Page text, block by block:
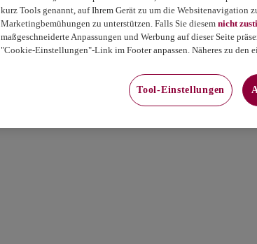
kurz Tools genannt, auf Ihrem Gerät zu um die Websitenavigation
Marketingbemühungen zu unterstützen. Falls Sie diesem nicht
maßgeschneiderte Anpassungen und Werbung auf dieser Seite
"Cookie-Einstellungen"-Link im Footer anpassen. Näheres zu den
Tool-Einstellungen